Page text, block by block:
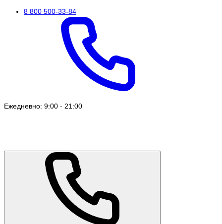
8 800 500-33-84
Ежедневно: 9:00 - 21:00